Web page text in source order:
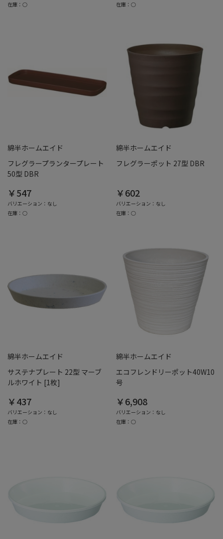
在庫：○
在庫：○
綿半ホームエイド
フレグラープランタープレート
50型 DBR
￥547
バリエーション：なし
在庫：○
綿半ホームエイド
フレグラーポット 27型 DBR
￥602
バリエーション：なし
在庫：○
綿半ホームエイド
サステナプレート 22型 マーブ
ルホワイト [1枚]
￥437
バリエーション：なし
在庫：○
綿半ホームエイド
エコフレンドリーポット40W10
号
￥6,908
バリエーション：なし
在庫：○